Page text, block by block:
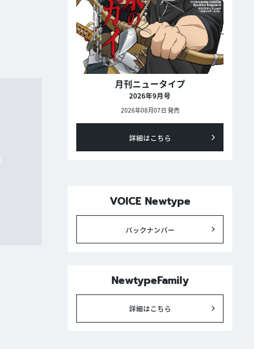
月刊ニュータイプ
2026年9月号
2026年08月07日 発売
詳細はこちら
VOICE Newtype
バックナンバー
NewtypeFamily
詳細はこちら